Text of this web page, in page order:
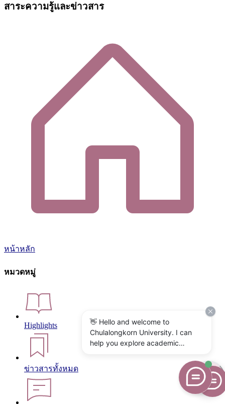
สาระความรู้และข่าวสาร
หน้าหลัก
หมวดหมู่
Highlights
ข่าวสารทั้งหมด
👋 Hello and welcome to
Chulalongkorn University. I can
help you explore academic